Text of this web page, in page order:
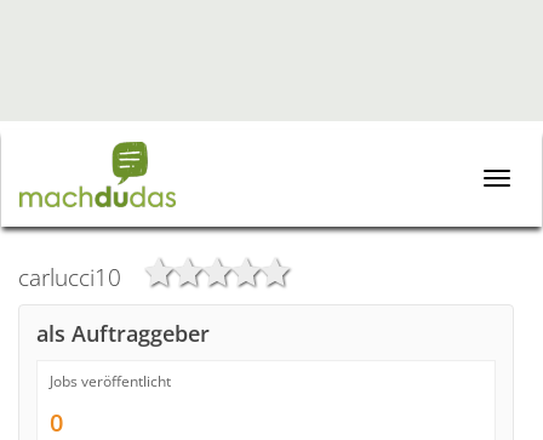
Toggle
carlucci10
als Auftraggeber
Jobs veröffentlicht
0